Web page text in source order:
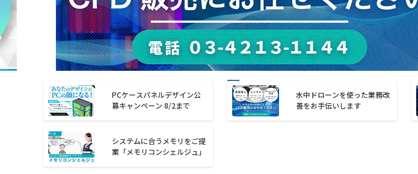
PCケースパネルデザイン公
募キャンペーン 8/2まで
水中ドローンを使った業務改
善をお手伝いします
システムに合うメモリをご提
案「メモリコンシェルジュ」